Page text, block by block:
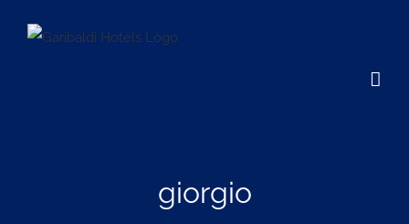
giorgio